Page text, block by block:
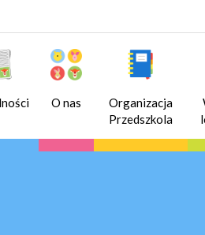
O nas
Organizacja
Przedszkola